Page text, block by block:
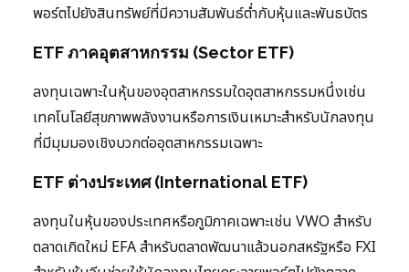
พอร์ตไปยังสินทรัพย์ที่มีความสัมพันธ์ต่ำกับหุ้นและพันธบัตร
ETF ภาคอุตสาหกรรม (Sector ETF)
ลงทุนเฉพาะในหุ้นของอุตสาหกรรมใดอุตสาหกรรมหนึ่งเช่น
เทคโนโลยีสุขภาพพลังงานหรือการเงินเหมาะสำหรับนักลงทุน
ที่มีมุมมองเชิงบวกต่ออุตสาหกรรมเฉพาะ
ETF ต่างประเทศ (International ETF)
ลงทุนในหุ้นของประเทศหรือภูมิภาคเฉพาะเช่น VWO สำหรับ
ตลาดเกิดใหม่ EFA สำหรับตลาดพัฒนาแล้วนอกสหรัฐหรือ FXI